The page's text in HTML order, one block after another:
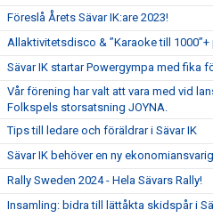
Föreslå Årets Sävar IK:are 2023!
Allaktivitetsdisco & ”Karaoke till
Sävar IK startar Powergympa med fika
Vår förening har valt att vara med vid
Folkspels storsatsning JOYNA.
Tips till ledare och föräldrar i Sävar IK
Sävar IK behöver en ny
Rally Sweden 2024 - Hela Sävars Rally!
Insamling: bidra till lättåkta skidspår i